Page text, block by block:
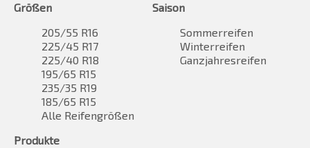
Größen
205/55 R16
225/45 R17
225/40 R18
195/65 R15
235/35 R19
185/65 R15
Alle Reifengrößen
Saison
Sommerreifen
Winterreifen
Ganzjahresreifen
Produkte